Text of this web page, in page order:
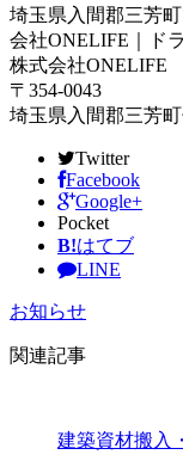
埼玉県入間郡三芳
会社ONELIFE｜ド
株式会社ONELIFE
〒354-0043
埼玉県入間郡三芳
Twitter
Facebook
Google+
Pocket
B!はてブ
LINE
お知らせ
関連記事
建築資材搬入